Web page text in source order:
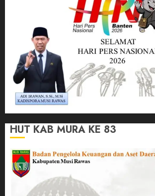
HUT KAB MURA KE 83